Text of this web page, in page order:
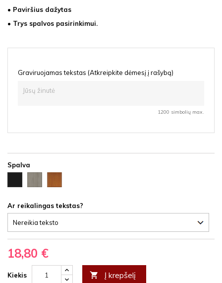
• Paviršius dažytas
• Trys spalvos pasirinkimui.
Graviruojamas tekstas (Atkreipkite dėmesį į rašybą)
1200 simbolių max.
Spalva
HDF
latte
HDF
Ar reikalingas tekstas?
18,80 €
Kiekis  Į krepšelį